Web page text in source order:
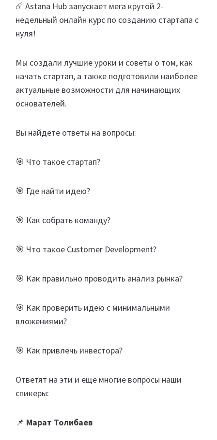
☄️ Astana Hub запускает мега крутой 2-
недельный онлайн курс по созданию стартапа с
нуля!
Мы создали лучшие уроки и советы о том, как
начать стартап, а также подготовили наиболее
актуальные возможности для начинающих
основателей.
Вы найдете ответы на вопросы:
🎯 Что такое стартап?
🎯 Где найти идею?
🎯 Как собрать команду?
🎯 Что такое Customer Development?
🎯 Как правильно проводить анализ рынка?
🎯 Как проверить идею с минимальными
вложениями?
🎯 Как привлечь инвестора?
Ответят на эти и еще многие вопросы наши
спикеры:
📌 Марат Толибаев